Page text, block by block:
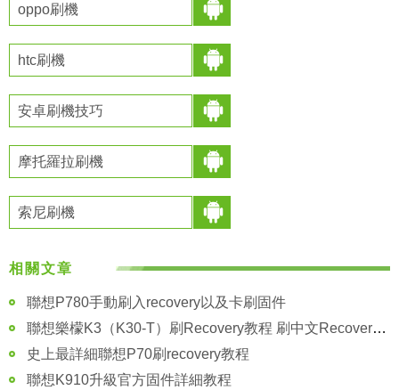
oppo刷機
htc刷機
安卓刷機技巧
摩托羅拉刷機
索尼刷機
相關文章
聯想P780手動刷入recovery以及卡刷固件
聯想樂檬K3（K30-T）刷Recovery教程 刷中文Recovery教程
史上最詳細聯想P70刷recovery教程
聯想K910升級官方固件詳細教程